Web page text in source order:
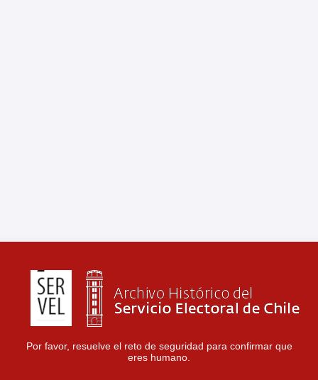
Por favor, resuelve el reto de seguridad para confirmar que
eres humano.